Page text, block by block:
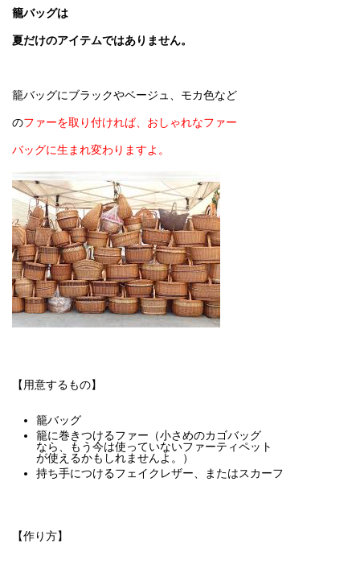
籠バッグは
夏だけのアイテムではありません。
籠バッグにブラックやベージュ、モカ色など
のファーを取り付ければ、おしゃれなファー
バッグに生まれ変わりますよ。
【用意するもの】
籠バッグ
籠に巻きつけるファー（小さめのカゴバッグ
なら、もう今は使っていないファーティペット
が使えるかもしれませんよ。）
持ち手につけるフェイクレザー、またはスカーフ
【作り方】